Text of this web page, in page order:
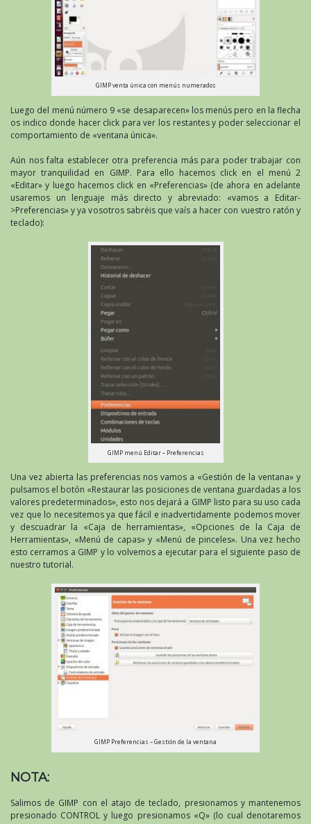
GIMP venta única con menús numerados
Luego del menú número 9 «se desaparecen» los menús pero en la flecha
os indico donde hacer click para ver los restantes y poder seleccionar el
comportamiento de «ventana única».
Aún nos falta establecer otra preferencia más para poder trabajar con
mayor tranquilidad en GIMP. Para ello hacemos click en el menú 2
«Editar» y luego hacemos click en «Preferencias» (de ahora en adelante
usaremos un lenguaje más directo y abreviado: «vamos a Editar-
>Preferencias» y ya vosotros sabréis que vaís a hacer con vuestro ratón y
teclado):
GIMP menú Editar – Preferencias
Una vez abierta las preferencias nos vamos a «Gestión de la ventana» y
pulsamos el botón «Restaurar las posiciones de ventana guardadas a los
valores predeterminados», esto nos dejará a GIMP listo para su uso cada
vez que lo necesitemos ya que fácil e inadvertidamente podemos mover
y descuadrar la «Caja de herramientas», «Opciones de la Caja de
Herramientas», «Menú de capas» y «Menú de pinceles». Una vez hecho
esto cerramos a GIMP y lo volvemos a ejecutar para el siguiente paso de
nuestro tutorial.
GIMP Preferencias – Gestión de la ventana
NOTA:
Salimos de GIMP con el atajo de teclado, presionamos y mantenemos
presionado CONTROL y luego presionamos «Q» (lo cual denotaremos